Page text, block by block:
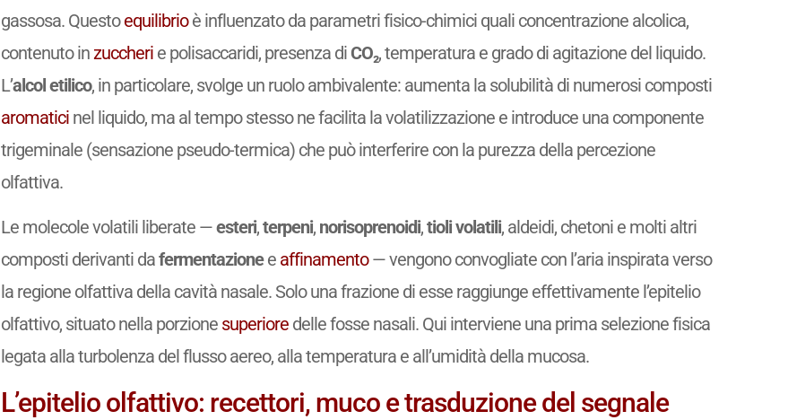
gassosa. Questoequilibrioè influenzato da parametri fisico-chimici quali concentrazione alcolica,
contenuto in zuccherie polisaccaridi, presenza di CO₂, temperatura e grado di agitazione del liquido.
L’alcol etilico, in particolare, svolge un ruolo ambivalente: aumenta la solubilità di numerosi composti
aromaticinel liquido, ma al tempo stesso ne facilita la volatilizzazione e introduce una componente
trigeminale (sensazione pseudo-termica) che può interferire con la purezza della percezione
olfattiva.
Le molecole volatili liberate —esteri,terpeni, norisoprenoidi,tioli volatili, aldeidi, chetoni e molti altri
composti derivanti dafermentazionee affinamento— vengono convogliate con l’aria inspirata verso
la regione olfattiva della cavità nasale. Solo una frazione di esse raggiunge effettivamente l’epitelio
olfattivo, situato nella porzione superioredelle fosse nasali. Qui interviene una prima selezione fisica
legata alla turbolenza del flusso aereo, alla temperatura e all’umidità della mucosa.
L’epitelio olfattivo: recettori, muco e trasduzione del segnale